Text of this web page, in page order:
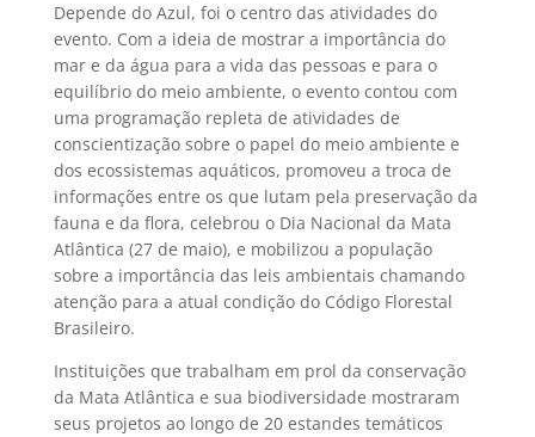
Depende do Azul, foi o centro das atividades do
evento. Com a ideia de mostrar a importância do
mar e da água para a vida das pessoas e para o
equilíbrio do meio ambiente, o evento contou com
uma programação repleta de atividades de
conscientização sobre o papel do meio ambiente e
dos ecossistemas aquáticos, promoveu a troca de
informações entre os que lutam pela preservação da
fauna e da flora, celebrou o Dia Nacional da Mata
Atlântica (27 de maio), e mobilizou a população
sobre a importância das leis ambientais chamando
atenção para a atual condição do Código Florestal
Brasileiro.
Instituições que trabalham em prol da conservação
da Mata Atlântica e sua biodiversidade mostraram
seus projetos ao longo de 20 estandes temáticos